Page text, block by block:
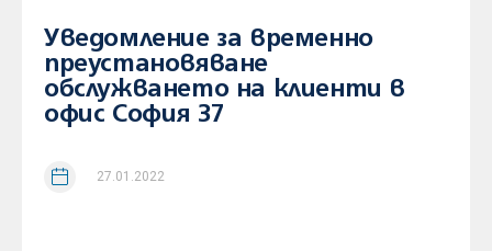
Уведомление за временно
преустановяване
обслужването на клиенти в
офис София 37
27.01.2022